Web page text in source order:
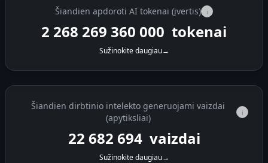
Šiandien apdoroti AI tokenai (įvertis) i
2 268 297 760 000 tokenai
Sužinokite daugiau→
Šiandien dirbtinio intelekto generuojami vaizdai
(apytiksliai)
i
22 682 978 vaizdai
Sužinokite daugiau→